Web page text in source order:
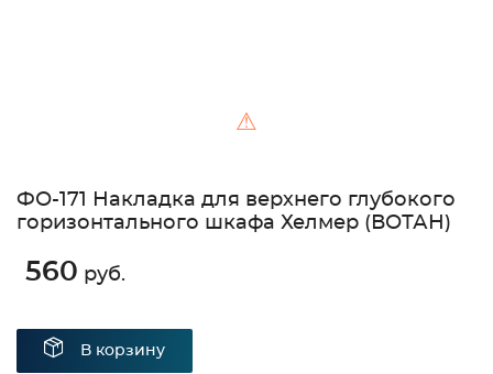
⚠
ФО-171 Накладка для верхнего глубокого
горизонтального шкафа Хелмер (ВОТАН)
560 руб.
В корзину